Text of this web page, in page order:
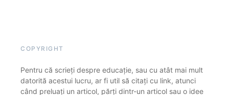
COPYRIGHT
Pentru că scrieți despre educație, sau cu atât mai mult
datorită acestui lucru, ar fi util să citați cu link, atunci
când preluați un articol, părți dintr-un articol sau o idee